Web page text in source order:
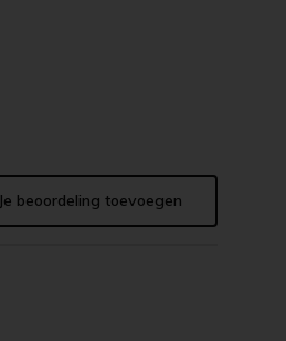
Je beoordeling toevoegen